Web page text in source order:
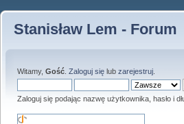
Stanisław Lem - Forum
Witamy, Gość Zaloguj się lub zarejestruj
Zaloguj się podając nazwę użytkownika, hasło i